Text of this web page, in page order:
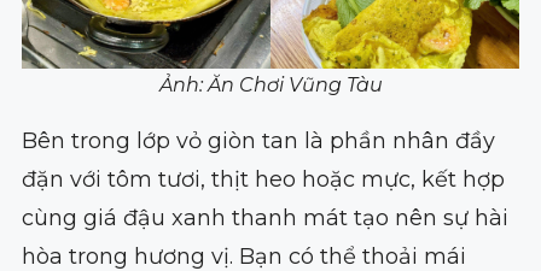
Ảnh: Ăn Chơi Vũng Tàu
Bên trong lớp vỏ giòn tan là phần nhân đầy
đặn với tôm tươi, thịt heo hoặc mực, kết hợp
cùng giá đậu xanh thanh mát tạo nên sự hài
hòa trong hương vị. Bạn có thể thoải mái